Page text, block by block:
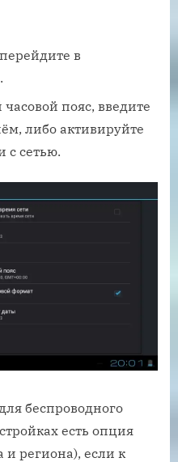
в
пояс, введите
либо активируйте
с сетью.
беспроводного
есть опция
и региона), если к